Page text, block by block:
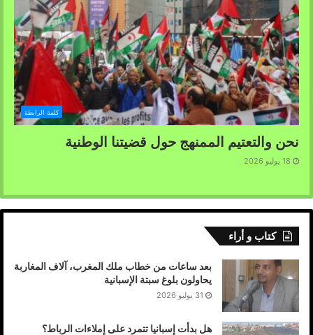
كلمة الرابطة
نحن والتعتيم الممنهج حول قضيتنا الوطنية
18 يوليو 2026
كتاب و أراء
بعد ساعات من خطاب ملك المغرب، آلاف المغاربة
يحاولون بلوغ سبتة الإسبانية
31 يوليو 2026
هل بدأت إسبانيا تتمرد على إملاءات الرباط؟